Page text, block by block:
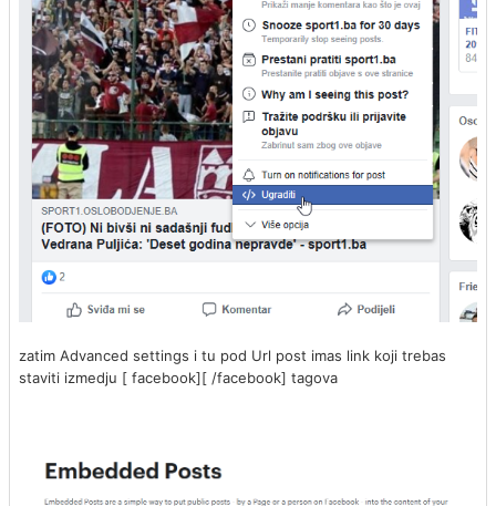
zatim Advanced settings i tu pod Url post imas link koji trebas
staviti izmedju [ facebook][ /facebook] tagova